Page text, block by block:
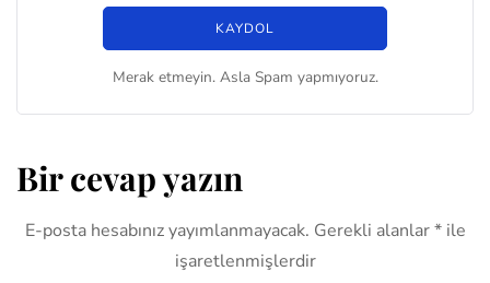
Merak etmeyin. Asla Spam yapmıyoruz.
Bir cevap yazın
E-posta hesabınız yayımlanmayacak. Gerekli alanlar*ile
işaretlenmişlerdir